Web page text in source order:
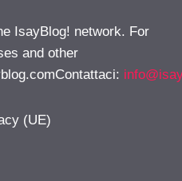
IsayBlog! network. For
and other
:
(UE)